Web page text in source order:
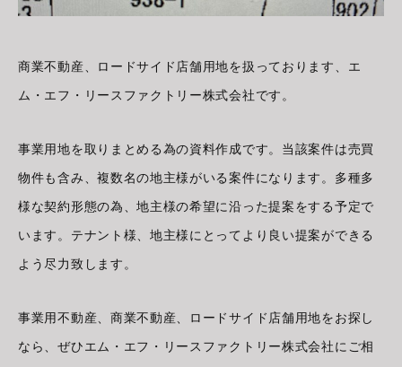
商業不動産、ロードサイド店舗用地を扱っております、エ
ム・エフ・リースファクトリー株式会社です。
事業用地を取りまとめる為の資料作成です。当該案件は売買
物件も含み、複数名の地主様がいる案件になります。多種多
様な契約形態の為、地主様の希望に沿った提案をする予定で
います。テナント様、地主様にとってより良い提案ができる
よう尽力致します。
事業用不動産、商業不動産、ロードサイド店舗用地をお探し
なら、ぜひエム・エフ・リースファクトリー株式会社にご相